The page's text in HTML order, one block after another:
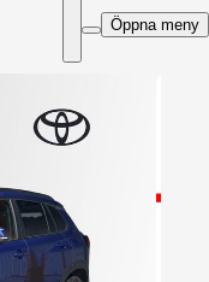
Öppna meny